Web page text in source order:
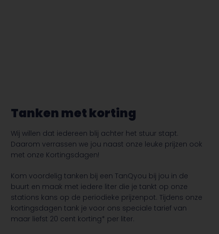
Tanken met korting
Wij willen dat iedereen blij achter het stuur stapt.
Daarom verrassen we jou naast onze leuke prijzen ook
met onze Kortingsdagen!
Kom voordelig tanken bij een TanQyou bij jou in de
buurt en maak met iedere liter die je tankt op onze
stations kans op de periodieke prijzenpot. Tijdens onze
kortingsdagen tank je voor ons speciale tarief van
maar liefst 20 cent korting* per liter.